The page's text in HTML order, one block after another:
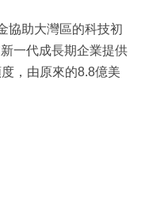
協助大灣區的科技初
一代成長期企業提供
，由原來的8.8億美